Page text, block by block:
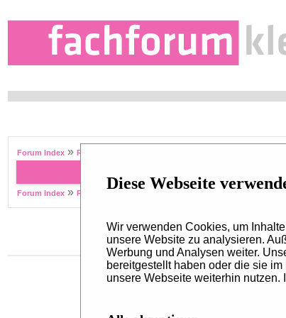
Forum Index » Recent Topics
Forum Index » Recent Topics
Diese Webseite
Wir verwenden Cookies, um
unsere Website zu analysieren.
Werbung und Analysen weiter.
bereitgestellt haben oder die sie
unsere Webseite weiterhin